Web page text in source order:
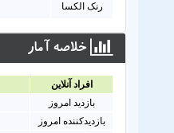
رنک الکسا
خلاصه آمار
افراد آنلاين
بازدید امروز
بازدیدکننده امروز